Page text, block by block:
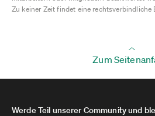
Zu keiner Zeit findet eine rechtsverbindliche
Zum
Werde Teil unserer Community und